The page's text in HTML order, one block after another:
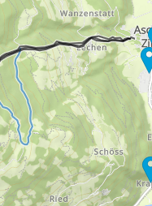
Impressum.
.